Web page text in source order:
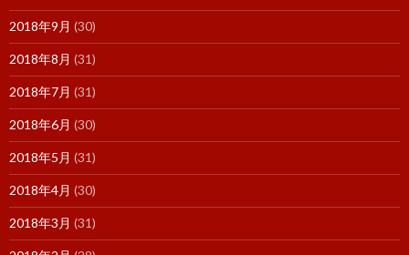
2018年9月 (30)
2018年8月 (31)
2018年7月 (31)
2018年6月 (30)
2018年5月 (31)
2018年4月 (30)
2018年3月 (31)